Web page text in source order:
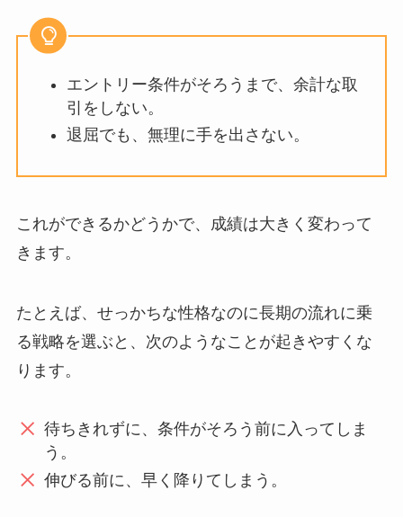
エントリー条件がそろうまで、余計な取
引をしない。
退屈でも、無理に手を出さない。
これができるかどうかで、成績は大きく変わって
きます。
たとえば、せっかちな性格なのに長期の流れに乗
る戦略を選ぶと、 次のようなことが起きやすくな
ります。
待ちきれずに、条件がそろう前に入ってしま
う。
伸びる前に、早く降りてしまう。